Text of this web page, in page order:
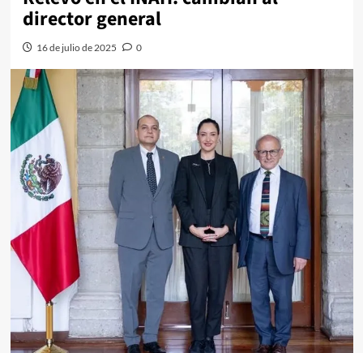
director general
16 de julio de 2025 0